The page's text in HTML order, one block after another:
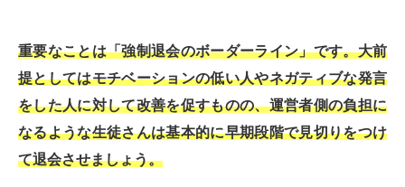
重要なことは「強制退会のボーダーライン」です。大前
提としてはモチベーションの低い人やネガティブな発言
をした人に対して改善を促すものの、運営者側の負担に
なるような生徒さんは基本的に早期段階で見切りをつけ
て退会させましょう。